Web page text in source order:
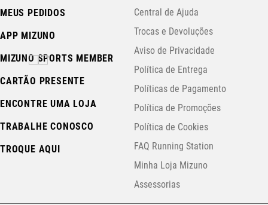
MEUS PEDIDOS
APP MIZUNO
MIZUNO SPORTS MEMBER
CARTÃO PRESENTE
ENCONTRE UMA LOJA
TRABALHE CONOSCO
TROQUE AQUI
Central de Ajuda
Trocas e Devoluções
Aviso de Privacidade
Política de Entrega
Políticas de Pagamento
Política de Promoções
Política de Cookies
FAQ Running Station
Minha Loja Mizuno
Assessorias